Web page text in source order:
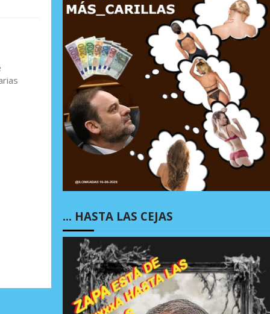
… HASTA LAS CEJAS